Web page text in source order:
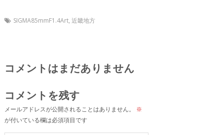
SIGMA85mmF1.4Art, 近畿地方
コメントはまだありません
コメントを残す
メールアドレスが公開されることはありません。
※
が付いている欄は必須項目です